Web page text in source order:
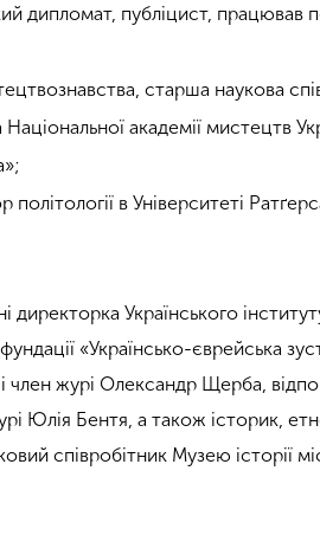
дипломат, публіцист, працював
старша наукова
академії мистецтв
в Університеті
директорка Українського
«Українсько-єврейська
член журі Олександр Щерба,
Юлія Бентя, а також історик,
співробітник Музею історії